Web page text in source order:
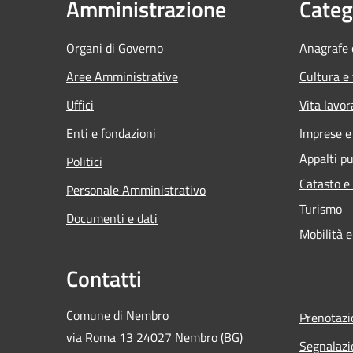
Amministrazione
Organi di Governo
Aree Amministrative
Uffici
Enti e fondazioni
Politici
Personale Amministrativo
Documenti e dati
Cultura
Vita
Imprese
Appalti
Catasto
Turismo
Mobilità
Contatti
Comune di Nembro
via Roma 13 24027 Nembro (BG)